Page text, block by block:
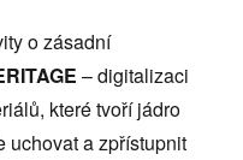
o zásadní
– digitalizaci
které tvoří jádro
uchovat a zpřístupnit